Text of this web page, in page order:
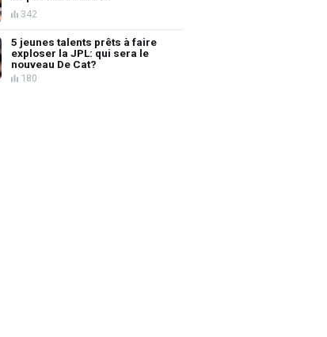
342
5 jeunes talents prêts à faire
exploser la JPL: qui sera le
nouveau De Cat?
180